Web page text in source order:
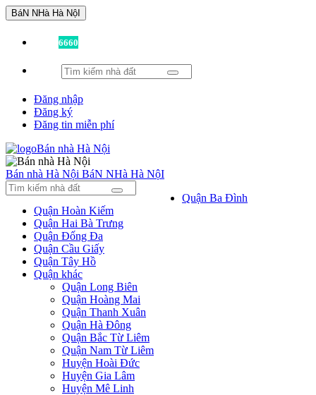
BáN NHà Hà NộI
6660
Đăng nhập
Đăng ký
Đăng tin miễn phí
Bán nhà Hà Nội BáN NHà Hà NộI
Quận Ba Đình
Quận Hoàn Kiếm
Quận Hai Bà Trưng
Quận Đống Đa
Quận Cầu Giấy
Quận Tây Hồ
Quận khác
Quận Long Biên
Quận Hoàng Mai
Quận Thanh Xuân
Quận Hà Đông
Quận Bắc Từ Liêm
Quận Nam Từ Liêm
Huyện Hoài Đức
Huyện Gia Lâm
Huyện Mê Linh